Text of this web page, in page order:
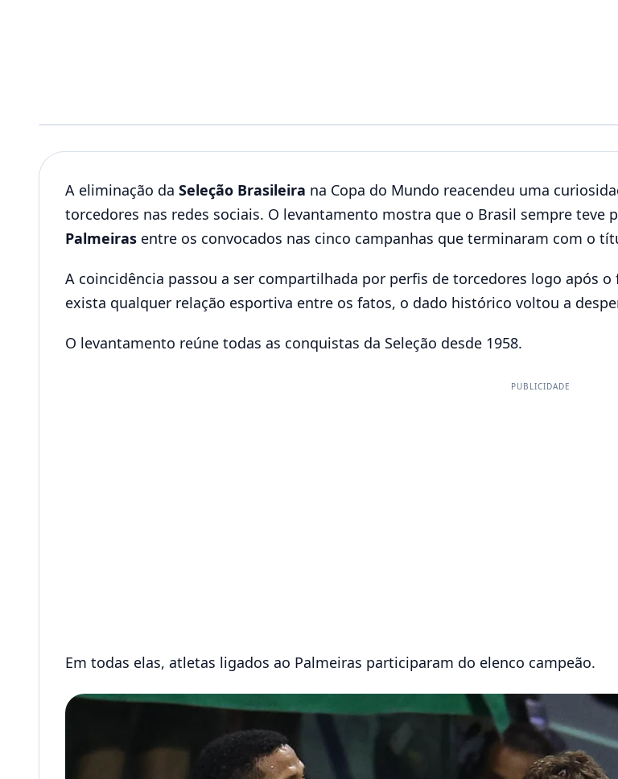
A eliminação da Seleção Brasileira na Copa do Mundo reacendeu uma
torcedores nas redes sociais. O levantamento mostra que o Brasil sempre teve
Palmeiras entre os convocados nas cinco campanhas que terminaram com o
A coincidência passou a ser compartilhada por perfis de torcedores logo após
exista qualquer relação esportiva entre os fatos, o dado histórico voltou a
O levantamento reúne todas as conquistas da Seleção desde 1958.
PUBLICIDADE
Em todas elas, atletas ligados ao Palmeiras participaram do elenco campeão.